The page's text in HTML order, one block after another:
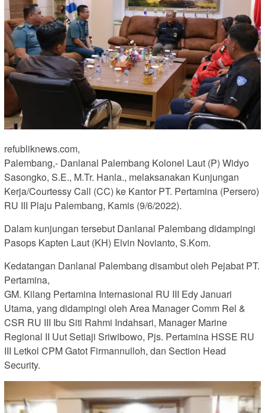
refubliknews.com,
Palembang,- Danlanal Palembang Kolonel Laut (P) Widyo
Sasongko, S.E., M.Tr. Hanla., melaksanakan Kunjungan
Kerja/Courtessy Call (CC) ke Kantor PT. Pertamina (Persero)
RU III Plaju Palembang, Kamis (9/6/2022).
Dalam kunjungan tersebut Danlanal Palembang didampingi
Pasops Kapten Laut (KH) Elvin Novianto, S.Kom.
Kedatangan Danlanal Palembang disambut oleh Pejabat PT.
Pertamina,
GM. Kilang Pertamina Internasional RU III Edy Januari
Utama, yang didampingi oleh Area Manager Comm Rel &
CSR RU III Ibu Siti Rahmi Indahsari, Manager Marine
Regional II Uut Setiaji Sriwibowo, Pjs. Pertamina HSSE RU
III Letkol CPM Gatot Firmannulloh, dan Section Head
Security.